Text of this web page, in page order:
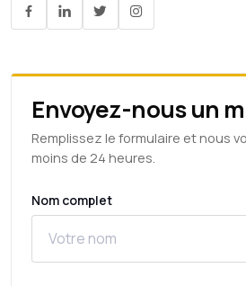
Envoyez-nous un
Remplissez le formulaire et nous
moins de 24 heures.
Nom complet